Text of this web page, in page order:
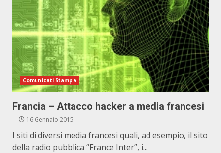
Comunicati Stampa
Francia – Attacco hacker a media francesi
16 Gennaio 2015
I siti di diversi media francesi quali, ad esempio, il sito
della radio pubblica “France Inter”, i...